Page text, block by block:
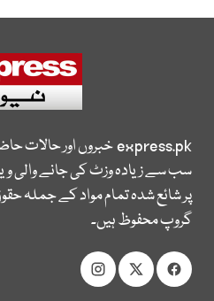
express.pkخبروں اور حالات
سب سے زیادہ وزٹ کی جانے
پر شائع شدہ تمام مواد کے جملہ
گروپ محفوظ ہیں۔